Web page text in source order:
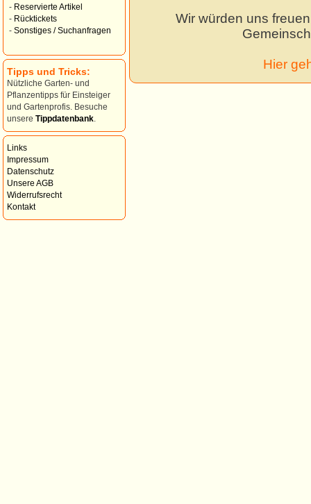
- Reservierte Artikel
- Rücktickets
- Sonstiges / Suchanfragen
Tipps und Tricks:
Nützliche Garten- und
Pflanzentipps für Einsteiger
und Gartenprofis. Besuche
unsere Tippdatenbank
Links
Impressum
Datenschutz
Unsere AGB
Widerrufsrecht
Kontakt
Wir würden uns
Hier